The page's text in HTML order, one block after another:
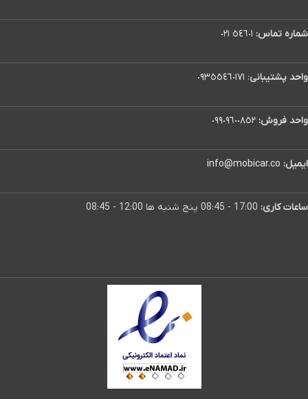
شماره تماس: ٥٤٦٠١ ٠٢١
واحد پشتیبانی: ٠٩٣٥٥٤٦٠١٧١
واحد فروش: ٠٩٩٠٩٦٠٠٨٥٢
ایمیل: info@mobicar.co
ساعات کاری: